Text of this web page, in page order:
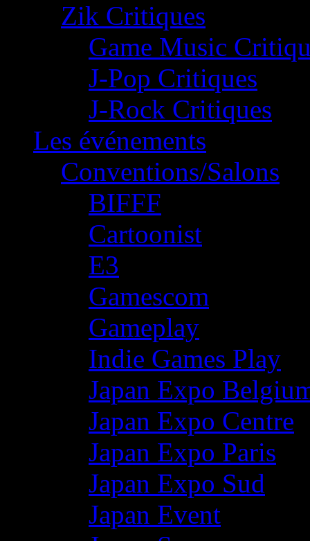
Zik Critiques
Game Music
J-Pop Critiques
J-Rock Critiques
Les événements
Conventions/Salons
BIFFF
Cartoonist
E3
Gamescom
Gameplay
Indie Games Play
Japan Expo
Japan Expo Centre
Japan Expo Paris
Japan Expo Sud
Japan Event